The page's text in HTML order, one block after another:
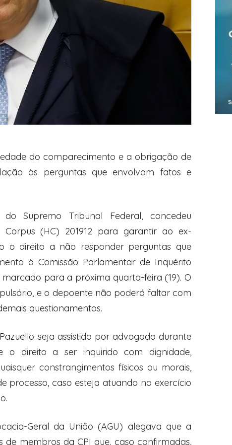
do comparecimento e a obrigação de
às perguntas que envolvam fatos e
Supremo Tribunal Federal, concedeu
(HC) 201912 para garantir ao ex-
o direito a não responder perguntas que
à Comissão Parlamentar de Inquérito
marcado para a próxima quarta-feira (19). O
e o depoente não poderá faltar com
questionamentos.
seja assistido por advogado durante
direito a ser inquirido com dignidade,
constrangimentos físicos ou morais,
processo, caso esteja atuando no exercício
Geral da União (AGU) alegava que a
membros da CPI que, caso confirmadas,